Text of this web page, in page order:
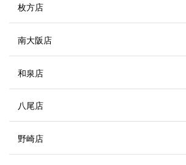
枚方店
南大阪店
和泉店
八尾店
野崎店